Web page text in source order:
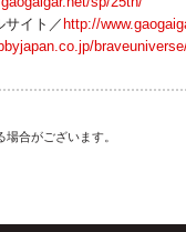
イト／ http://
合がございます。